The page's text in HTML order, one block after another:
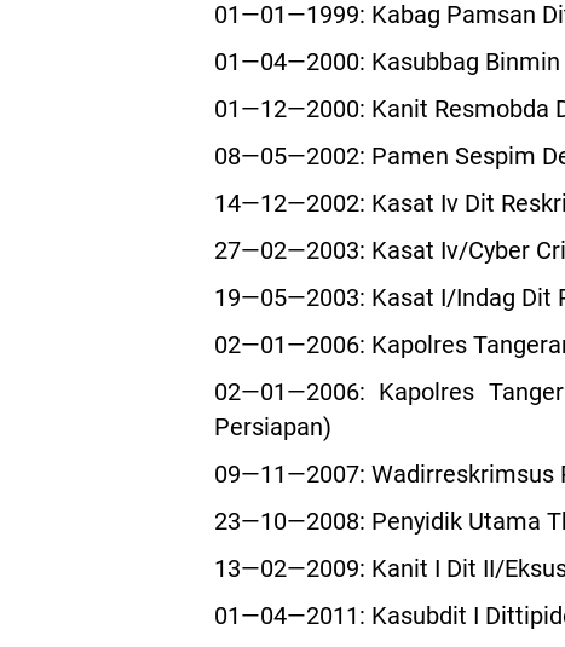
01—01—1999: Kabag Pamsan
01—04—2000: Kasubbag
01—12—2000: Kanit Resmobda
08—05—2002: Pamen Sespim
14—12—2002: Kasat Iv Dit
27—02—2003: Kasat Iv/Cyber
19—05—2003: Kasat I/Indag Dit
02—01—2006: Kapolres
02—01—2006: Kapolres
Persiapan)
09—11—2007: Wadirreskrimsus
23—10—2008: Penyidik Utama
13—02—2009: Kanit I Dit II/
01—04—2011: Kasubdit I